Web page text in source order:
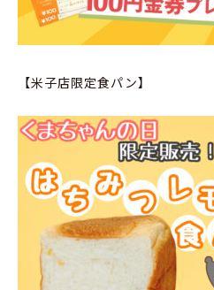
【米子店限定食パン】